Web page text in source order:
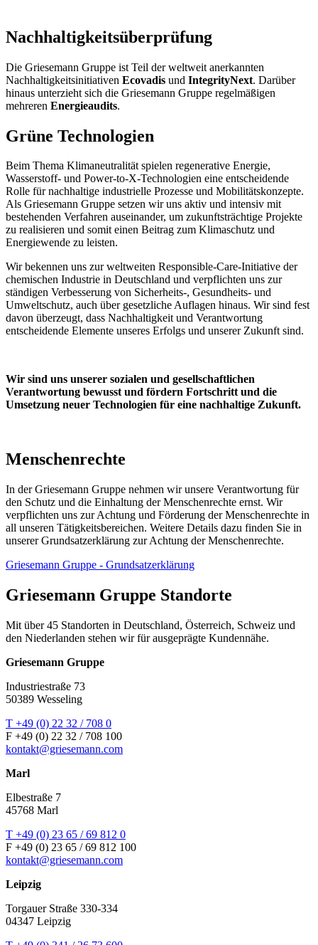
Nachhaltigkeitsüberprüfung
Die Griesemann Gruppe ist Teil der weltweit anerkannten
Nachhaltigkeitsinitiativen Ecovadis und IntegrityNext. Darüber
hinaus unterzieht sich die Griesemann Gruppe regelmäßigen
mehreren Energieaudits.
Grüne Technologien
Beim Thema Klimaneutralität spielen regenerative Energie,
Wasserstoff- und Power-to-X-Technologien eine entscheidende
Rolle für nachhaltige industrielle Prozesse und Mobilitätskonzepte.
Als Griesemann Gruppe setzen wir uns aktiv und intensiv mit
bestehenden Verfahren auseinander, um zukunftsträchtige Projekte
zu realisieren und somit einen Beitrag zum Klimaschutz und
Energiewende zu leisten.
Wir bekennen uns zur weltweiten Responsible-Care-Initiative der
chemischen Industrie in Deutschland und verpflichten uns zur
ständigen Verbesserung von Sicherheits-, Gesundheits- und
Umweltschutz, auch über gesetzliche Auflagen hinaus. Wir sind fest
davon überzeugt, dass Nachhaltigkeit und Verantwortung
entscheidende Elemente unseres Erfolgs und unserer Zukunft sind.
Wir sind uns unserer sozialen und gesellschaftlichen
Verantwortung bewusst und fördern Fortschritt und die
Umsetzung neuer Technologien für eine nachhaltige Zukunft.
Menschenrechte
In der Griesemann Gruppe nehmen wir unsere Verantwortung für
den Schutz und die Einhaltung der Menschenrechte ernst. Wir
verpflichten uns zur Achtung und Förderung der Menschenrechte in
all unseren Tätigkeitsbereichen. Weitere Details dazu finden Sie in
unserer Grundsatzerklärung zur Achtung der Menschenrechte.
Griesemann Gruppe - Grundsatzerklärung
Griesemann Gruppe Standorte
Mit über 45 Standorten in Deutschland, Österreich, Schweiz und
den Niederlanden stehen wir für ausgeprägte Kundennähe.
Griesemann Gruppe
Industriestraße 73
50389 Wesseling
T +49 (0) 22 32 / 708 0
F +49 (0) 22 32 / 708 100
kontakt@griesemann.com
Marl
Elbestraße 7
45768 Marl
T +49 (0) 23 65 / 69 812 0
F +49 (0) 23 65 / 69 812 100
kontakt@griesemann.com
Leipzig
Torgauer Straße 330-334
04347 Leipzig